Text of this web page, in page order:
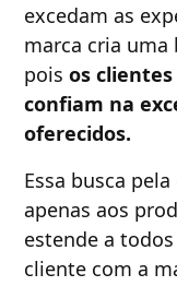
excedam as
marca cria uma
poisos
confiam na
oferecidos.
Essa busca
apenas aos
estende a
cliente com a